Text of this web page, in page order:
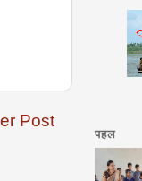
Post
पहल